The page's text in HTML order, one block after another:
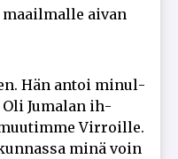
ai­van
Hän an­toi mi­nul­
Oli Ju­ma­lan ih­
Vir­roil­le.
minä voin